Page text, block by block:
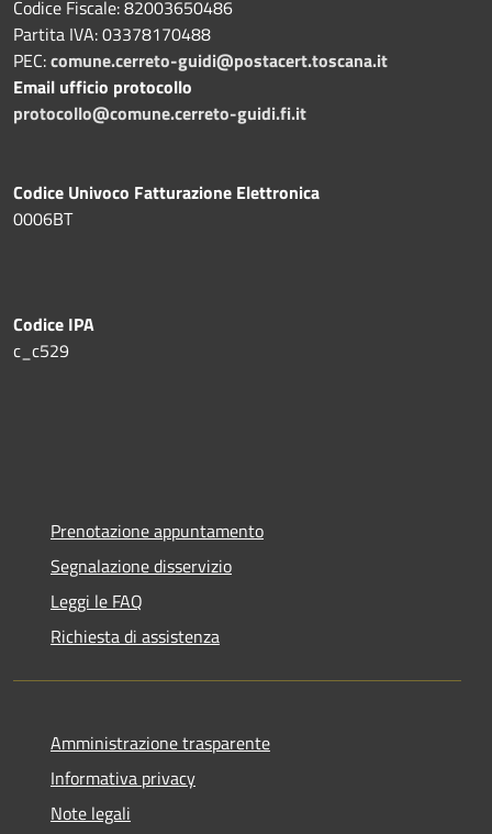
Codice Fiscale: 82003650486
Partita IVA: 03378170488
PEC:comune.cerreto-guidi@postacert.toscana.it
Email ufficio protocollo
protocollo@comune.cerreto-guidi.fi.it
Codice Univoco Fatturazione Elettronica
0006BT
Codice IPA
c_c529
Prenotazione appuntamento
Segnalazione disservizio
Leggi le FAQ
Richiesta di assistenza
Amministrazione trasparente
Informativa privacy
Note legali